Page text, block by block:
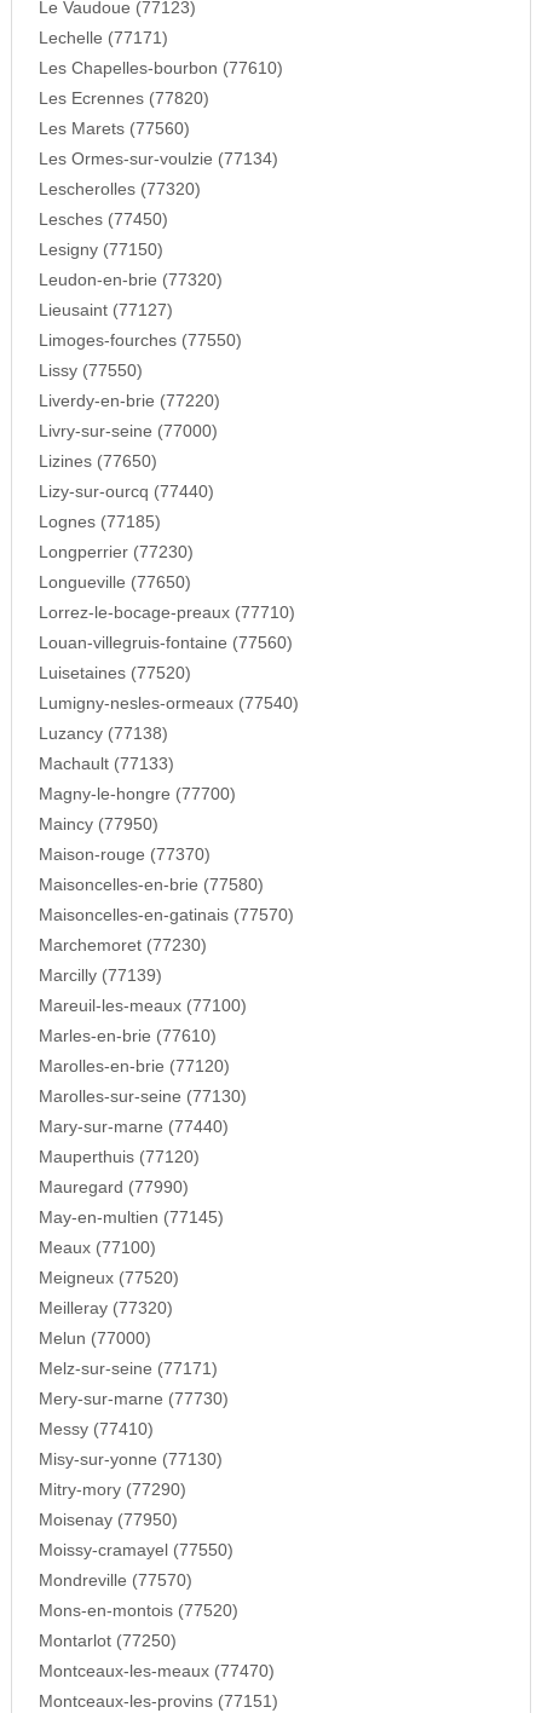
Le Vaudoue (77123)
Lechelle (77171)
Les Chapelles-bourbon (77610)
Les Ecrennes (77820)
Les Marets (77560)
Les Ormes-sur-voulzie (77134)
Lescherolles (77320)
Lesches (77450)
Lesigny (77150)
Leudon-en-brie (77320)
Lieusaint (77127)
Limoges-fourches (77550)
Lissy (77550)
Liverdy-en-brie (77220)
Livry-sur-seine (77000)
Lizines (77650)
Lizy-sur-ourcq (77440)
Lognes (77185)
Longperrier (77230)
Longueville (77650)
Lorrez-le-bocage-preaux (77710)
Louan-villegruis-fontaine (77560)
Luisetaines (77520)
Lumigny-nesles-ormeaux (77540)
Luzancy (77138)
Machault (77133)
Magny-le-hongre (77700)
Maincy (77950)
Maison-rouge (77370)
Maisoncelles-en-brie (77580)
Maisoncelles-en-gatinais (77570)
Marchemoret (77230)
Marcilly (77139)
Mareuil-les-meaux (77100)
Marles-en-brie (77610)
Marolles-en-brie (77120)
Marolles-sur-seine (77130)
Mary-sur-marne (77440)
Mauperthuis (77120)
Mauregard (77990)
May-en-multien (77145)
Meaux (77100)
Meigneux (77520)
Meilleray (77320)
Melun (77000)
Melz-sur-seine (77171)
Mery-sur-marne (77730)
Messy (77410)
Misy-sur-yonne (77130)
Mitry-mory (77290)
Moisenay (77950)
Moissy-cramayel (77550)
Mondreville (77570)
Mons-en-montois (77520)
Montarlot (77250)
Montceaux-les-meaux (77470)
Montceaux-les-provins (77151)